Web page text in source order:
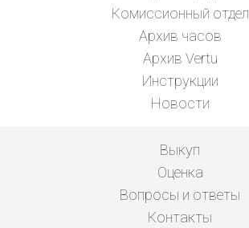
Комиссионный отдел
Архив часов
Архив Vertu
Инструкции
Новости
Выкуп
Оценка
Вопросы и ответы
Контакты